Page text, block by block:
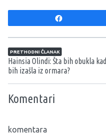
Navigacija članaka
PRETHODNI ČLANAK
Hainsia Olindi: Šta bih obukla kad
bih izašla iz ormara?
Komentari
komentara